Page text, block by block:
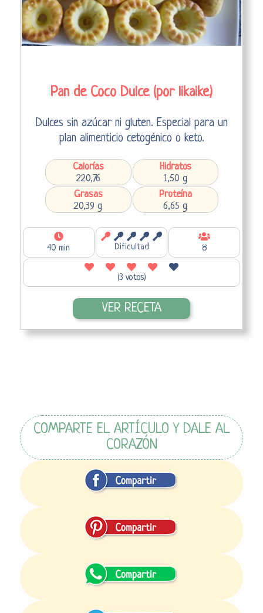
Pan de Coco Dulce (por likaike)
Dulces sin azúcar ni gluten. Especial para un
plan alimenticio cetogénico o keto.
Calorías
220,76
Hidratos
1,50 g
Grasas
20,39 g
Proteína
6,65 g
40 min Dificultad 8
(3 votos)
VER RECETA
COMPARTE EL ARTÍCULO Y DALE AL
CORAZÓN